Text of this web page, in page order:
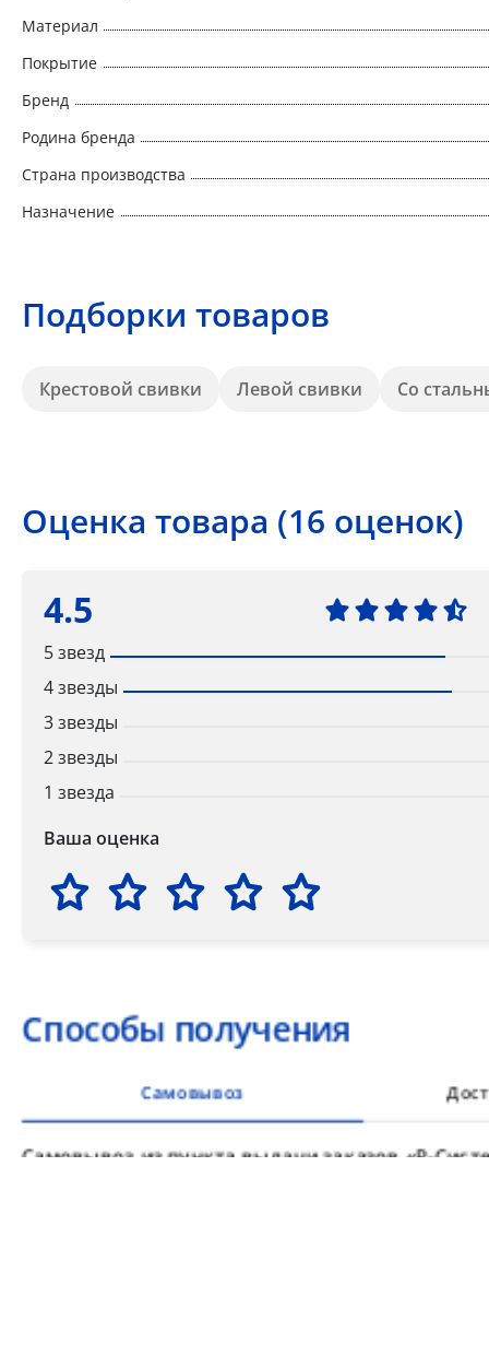
Материал
Покрытие
Бренд
Родина бренда
Страна производства
Назначение
Подборки товаров
Крестовой свивки Левой свивки Со
Оценка товара (16 оценок)
4.5
5 звезд
4 звезды
3 звезды
2 звезды
1 звезда
Ваша оценка
Способы получения
Самовывоз
Самовывоз из пункта выдачи заказов «Р-